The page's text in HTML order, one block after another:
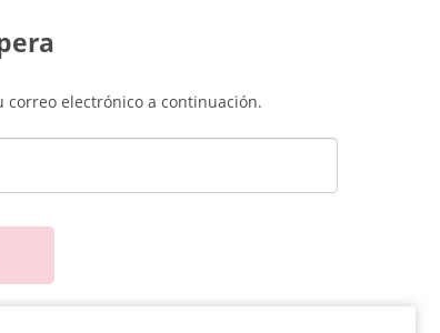
correo electrónico a continuación.